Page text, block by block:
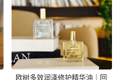
欧树多效润泽修护精华油｜回